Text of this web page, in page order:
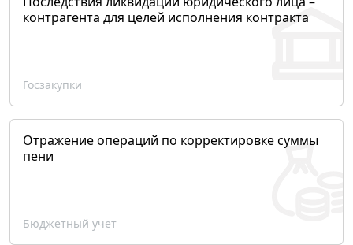
контрагента для целей исполнения контракта
Госзакупки
Отражение операций по корректировке суммы
пени
Бюджетный учет